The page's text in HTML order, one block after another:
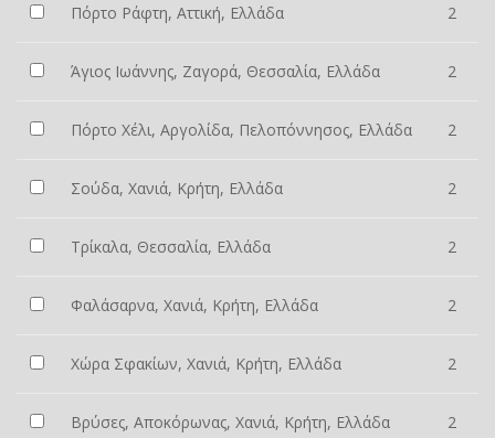
Πόρτο Ράφτη, Αττική, Ελλάδα 2
Άγιος Ιωάννης, Ζαγορά, Θεσσαλία, Ελλάδα 2
Πόρτο Χέλι, Αργολίδα, Πελοπόννησος, Ελλάδα 2
Σούδα, Χανιά, Κρήτη, Ελλάδα 2
Τρίκαλα, Θεσσαλία, Ελλάδα 2
Φαλάσαρνα, Χανιά, Κρήτη, Ελλάδα 2
Χώρα Σφακίων, Χανιά, Κρήτη, Ελλάδα 2
Βρύσες, Αποκόρωνας, Χανιά, Κρήτη, Ελλάδα 2